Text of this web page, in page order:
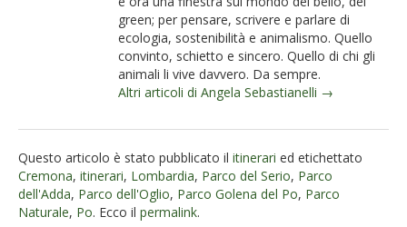
green; per pensare, scrivere e parlare di
ecologia, sostenibilità e animalismo. Quello
convinto, schietto e sincero. Quello di chi gli
animali li vive davvero. Da sempre.
Altri articoli di Angela Sebastianelli →
Questo articolo è stato pubblicato il itinerari ed etichettato
Cremona, itinerari, Lombardia, Parco del Serio, Parco
dell'Adda, Parco dell'Oglio, Parco Golena del Po, Parco
Naturale, Po. Ecco il permalink.